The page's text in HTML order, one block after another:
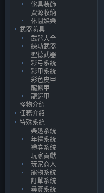
傢具裝飾
資源收納
休閒娛樂
武器防具
武器大全
練功武器
聖德武器
彩弓系統
彩甲系統
彩色皮甲
龍鱗甲
龍鎧甲
怪物介紹
任務介紹
特殊系統
樂透系統
年禮系統
禮券系統
玩家貢獻
玩家商人
寵物系統
訂單系統
尋寶系統